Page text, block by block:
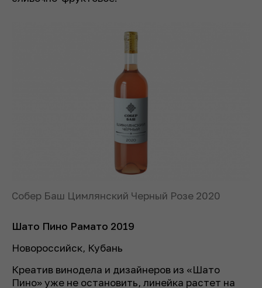
Собер Баш Цимлянский Черный Розе 2020
Шато Пино Рамато 2019
Новороссийск, Кубань
Креатив винодела и дизайнеров из «Шато
Пино» уже не остановить, линейка растет на